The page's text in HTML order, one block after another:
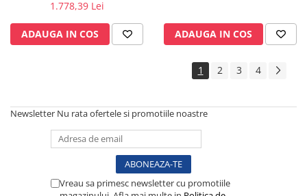
Dermatoscoape
Diapazon
Set ORL/Oftalmo
Lampi examinare
Lampi cu infrarosu
1.778,39 Lei
ADAUGA IN COS ADAUGA IN COS
1 2 3 4
Newsletter Nu rata ofertele si promotiile noastre
Vreau sa primesc newsletter cu promotiile